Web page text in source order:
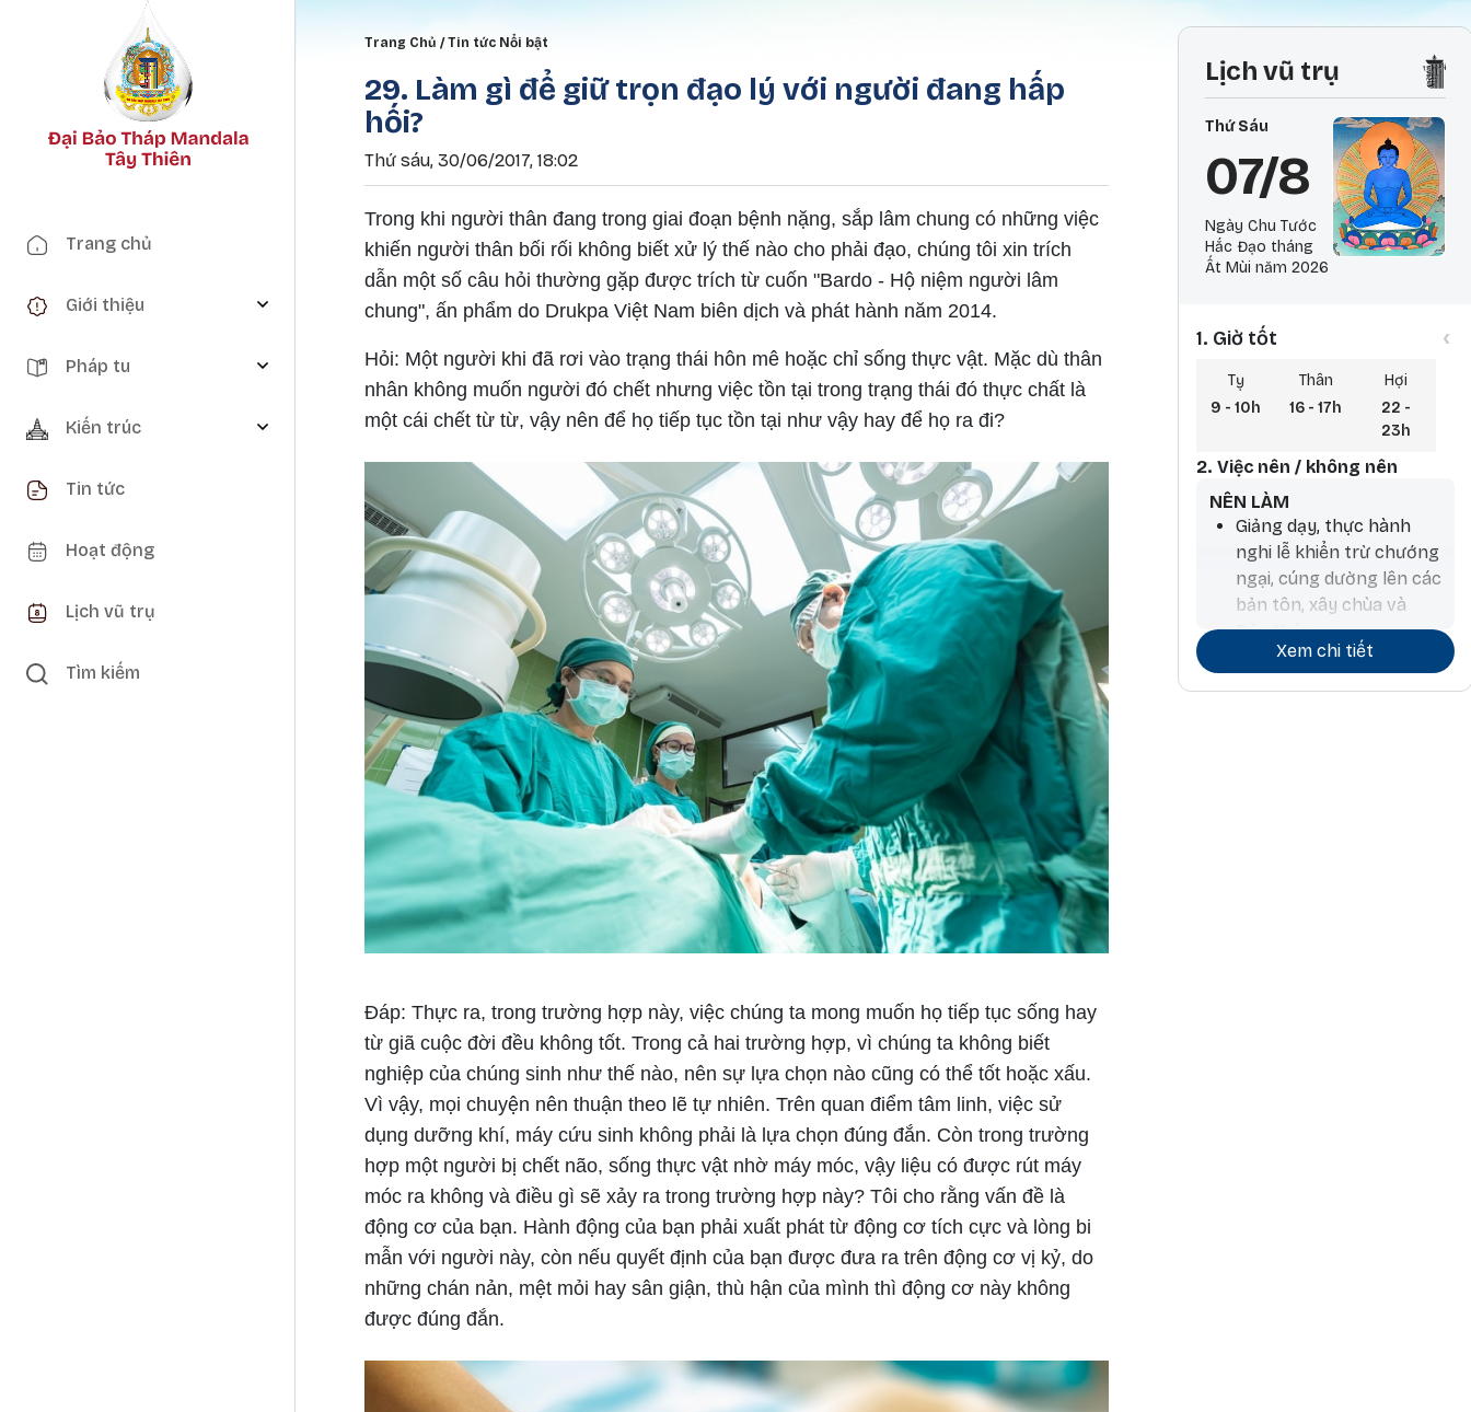
Main navigation
Trang chủ
Giới thiệu
Pháp tu
Kiến trúc
Tin tức
Hoạt động
Lịch vũ trụ
Tìm kiếm
Breadcrumb
Trang Chủ Tin tức Nổi bật
29. Làm gì để giữ trọn đạo lý với người đang hấp
hối?
Thứ sáu, 30/06/2017, 18:02
Trong khi người thân đang trong giai đoạn bệnh nặng, sắp lâm chung có những việc
khiến người thân bối rối không biết xử lý thế nào cho phải đạo, chúng tôi xin trích
dẫn một số câu hỏi thường gặp được trích từ cuốn "Bardo - Hộ niệm người lâm
chung", ấn phẩm do Drukpa Việt Nam biên dịch và phát hành năm 2014.
Hỏi: Một người khi đã rơi vào trạng thái hôn mê hoặc chỉ sống thực vật. Mặc dù thân
nhân không muốn người đó chết nhưng việc tồn tại trong trạng thái đó thực chất là
một cái chết từ từ, vậy nên để họ tiếp tục tồn tại như vậy hay để họ ra đi?
Đáp: Thực ra, trong trường hợp này, việc chúng ta mong muốn họ tiếp tục sống hay
từ giã cuộc đời đều không tốt. Trong cả hai trường hợp, vì chúng ta không biết
nghiệp của chúng sinh như thế nào, nên sự lựa chọn nào cũng có thể tốt hoặc xấu.
Vì vậy, mọi chuyện nên thuận theo lẽ tự nhiên. Trên quan điểm tâm linh, việc sử
dụng dưỡng khí, máy cứu sinh không phải là lựa chọn đúng đắn. Còn trong trường
hợp một người bị chết não, sống thực vật nhờ máy móc, vậy liệu có được rút máy
móc ra không và điều gì sẽ xảy ra trong trường hợp này? Tôi cho rằng vấn đề là
động cơ của bạn. Hành động của bạn phải xuất phát từ động cơ tích cực và lòng bi
mẫn với người này, còn nếu quyết định của bạn được đưa ra trên động cơ vị kỷ, do
những chán nản, mệt mỏi hay sân giận, thù hận của mình thì động cơ này không
được đúng đắn.
Lịch vũ trụ
Thứ Sáu
07/8
Ngày Chu Tước
Hắc Đạo tháng
Ất Mùi năm 2026
1. Giờ tốt ‹
Tỵ
9 - 10h
Thân
16 - 17h
Hợi
22 -
23h
2. Việc nên / không nên
NÊN LÀM
Giảng dạy, thực hành
nghi lễ khiển trừ chướng
ngại, cúng dường lên các
bản tôn, xây chùa và
Bảo tháp
Tiến hành hoạt động
thương mại và ký kết
Xem chi tiết